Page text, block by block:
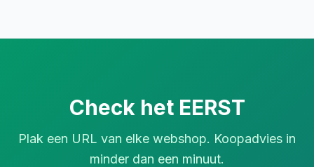
Check het EERST
Plak een URL van elke webshop. Koopadvies in
minder dan een minuut.